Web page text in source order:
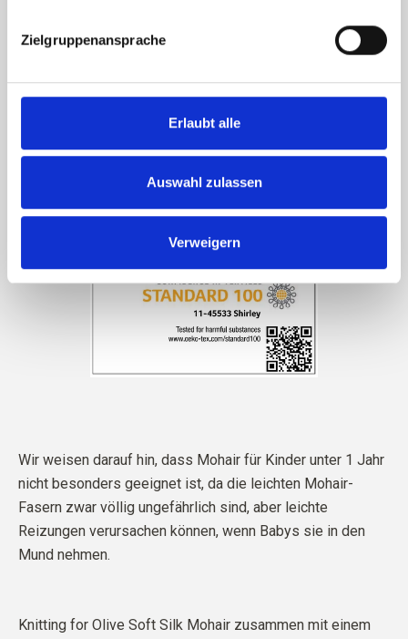
Zielgruppenansprache
Erlaubt alle
Auswahl zulassen
Verweigern
zertifiziert
RMS Mohair zertifiziert von Control Union, CU 1276494
Wir weisen darauf hin, dass Mohair für Kinder unter 1 Jahr
nicht besonders geeignet ist, da die leichten Mohair-
Fasern zwar völlig ungefährlich sind, aber leichte
Reizungen verursachen können, wenn Babys sie in den
Mund nehmen.
Knitting for Olive Soft Silk Mohair zusammen mit einem